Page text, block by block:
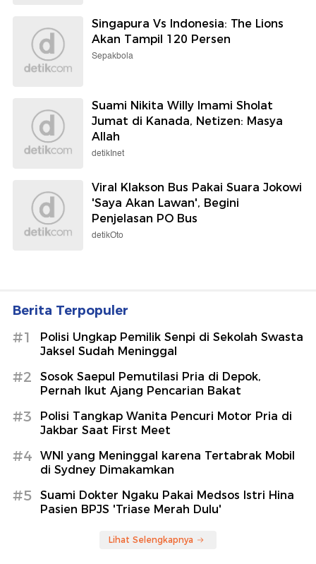
Singapura Vs Indonesia: The Lions
Akan Tampil 120 Persen
Sepakbola
Suami Nikita Willy Imami Sholat
Jumat di Kanada, Netizen: Masya
Allah
detikInet
Viral Klakson Bus Pakai Suara Jokowi
'Saya Akan Lawan', Begini
Penjelasan PO Bus
detikOto
Berita Terpopuler
#1
Polisi Ungkap Pemilik Senpi di Sekolah Swasta
Jaksel Sudah Meninggal
#2
Sosok Saepul Pemutilasi Pria di Depok,
Pernah Ikut Ajang Pencarian Bakat
#3
Polisi Tangkap Wanita Pencuri Motor Pria di
Jakbar Saat First Meet
#4
WNI yang Meninggal karena Tertabrak Mobil
di Sydney Dimakamkan
#5
Suami Dokter Ngaku Pakai Medsos Istri Hina
Pasien BPJS 'Triase Merah Dulu'
Lihat Selengkapnya